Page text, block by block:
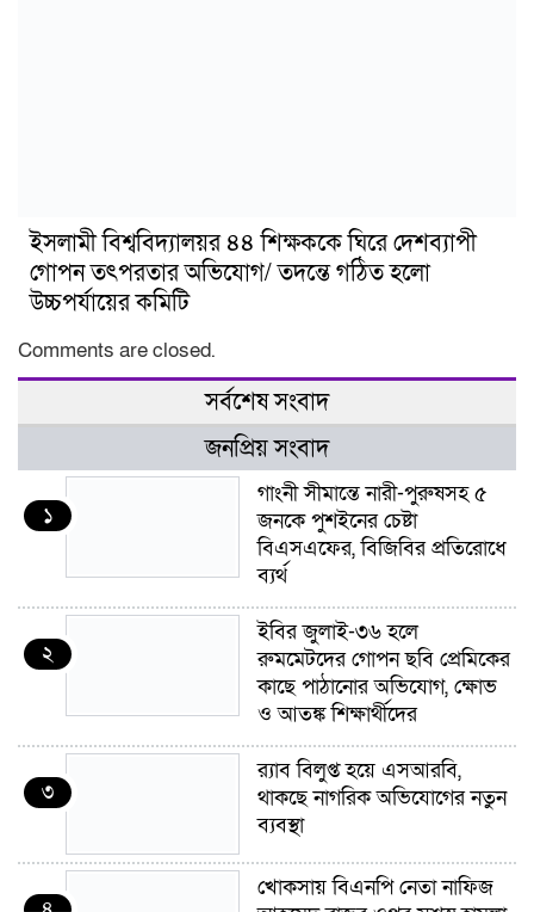
ইসলামী বিশ্ববিদ্যালয়র ৪৪ শিক্ষককে ঘিরে দেশব্যাপী
গোপন তৎপরতার অভিযোগ/ তদন্তে গঠিত হলো
উচ্চপর্যায়ের কমিটি
Comments are closed.
সর্বশেষ সংবাদ
জনপ্রিয় সংবাদ
১
গাংনী সীমান্তে নারী-পুরুষসহ ৫
জনকে পুশইনের চেষ্টা
বিএসএফের, বিজিবির প্রতিরোধে
ব্যর্থ
২
ইবির জুলাই-৩৬ হলে
রুমমেটদের গোপন ছবি প্রেমিকের
কাছে পাঠানোর অভিযোগ, ক্ষোভ
ও আতঙ্ক শিক্ষার্থীদের
৩
র‍্যাব বিলুপ্ত হয়ে এসআরবি,
থাকছে নাগরিক অভিযোগের নতুন
ব্যবস্থা
খোকসায় বিএনপি নেতা নাফিজ